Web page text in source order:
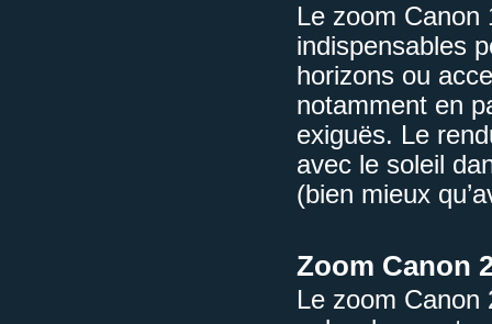
Le zoom Canon
indispensables
horizons ou
notamment en
exiguës. Le
avec le soleil
(bien mieux
Zoom Canon
Le zoom Canon